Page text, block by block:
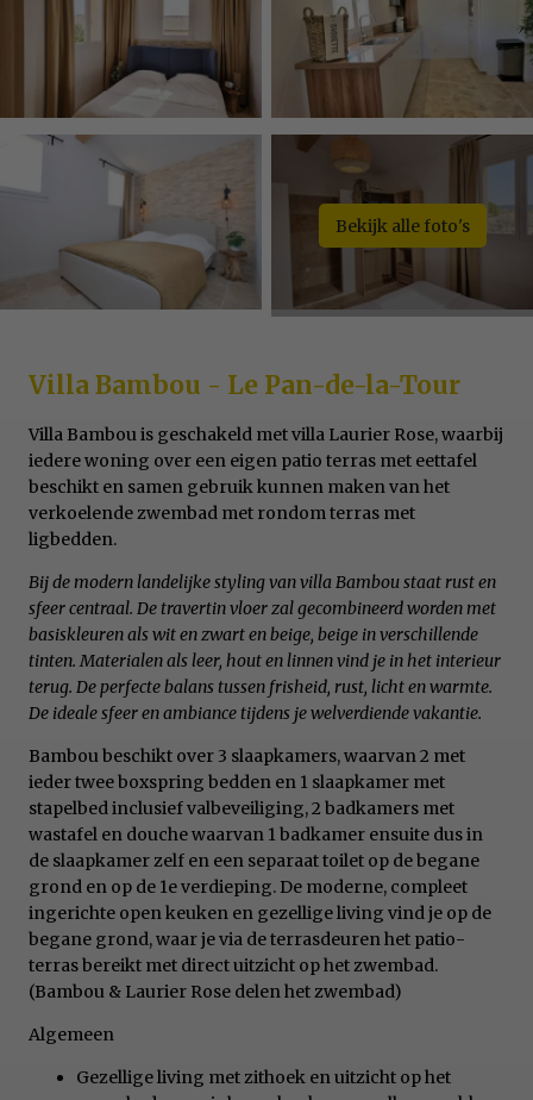
Bekijk alle foto's
Villa Bambou - Le Pan-de-la-Tour
Villa Bambou is geschakeld met villa Laurier Rose, waarbij
iedere woning over een eigen patio terras met eettafel
beschikt en samen gebruik kunnen maken van het
verkoelende zwembad met rondom terras met
ligbedden.
Bij de modern landelijke styling van villa Bambou staat rust en
sfeer centraal. De travertin vloer zal gecombineerd worden met
basiskleuren als wit en zwart en beige, beige in verschillende
tinten. Materialen als leer, hout en linnen vind je in het interieur
terug. De perfecte balans tussen frisheid, rust, licht en warmte.
De ideale sfeer en ambiance tijdens je welverdiende vakantie.
Bambou beschikt over 3 slaapkamers, waarvan 2 met
ieder twee boxspring bedden en 1 slaapkamer met
stapelbed inclusief valbeveiliging, 2 badkamers met
wastafel en douche waarvan 1 badkamer ensuite dus in
de slaapkamer zelf en een separaat toilet op de begane
grond en op de 1e verdieping. De moderne, compleet
ingerichte open keuken en gezellige living vind je op de
begane grond, waar je via de terrasdeuren het patio-
terras bereikt met direct uitzicht op het zwembad.
(Bambou & Laurier Rose delen het zwembad)
Algemeen
Gezellige living met zithoek en uitzicht op het